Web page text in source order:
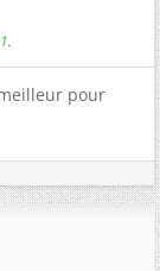
.
pour